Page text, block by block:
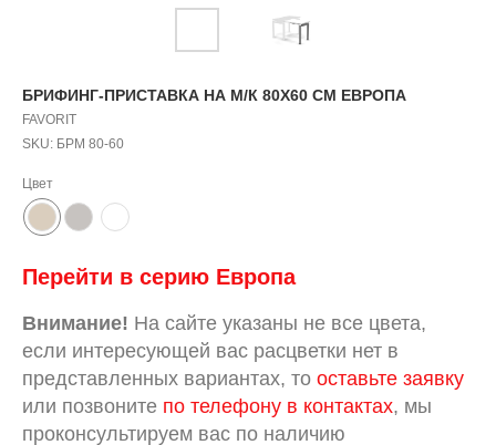
БРИФИНГ-ПРИСТАВКА НА М/К 80Х60 СМ ЕВРОПА
FAVORIT
SKU: БРМ 80-60
Цвет
Перейти в серию Европа
Внимание! На сайте указаны не все цвета,
если интересующей вас расцветки нет в
представленных вариантах, то оставьте заявку
или позвоните по телефону в контактах, мы
проконсультируем вас по наличию